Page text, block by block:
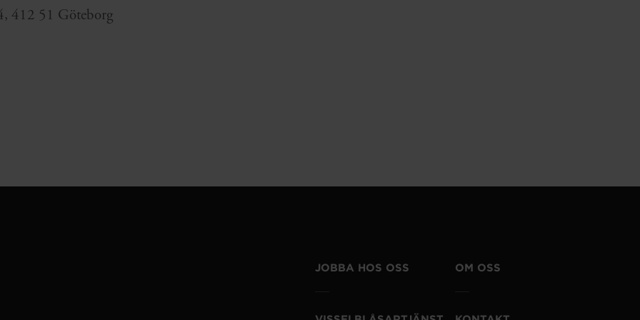
412 51 Göteborg
JOBBA HOS OSS OM OSS